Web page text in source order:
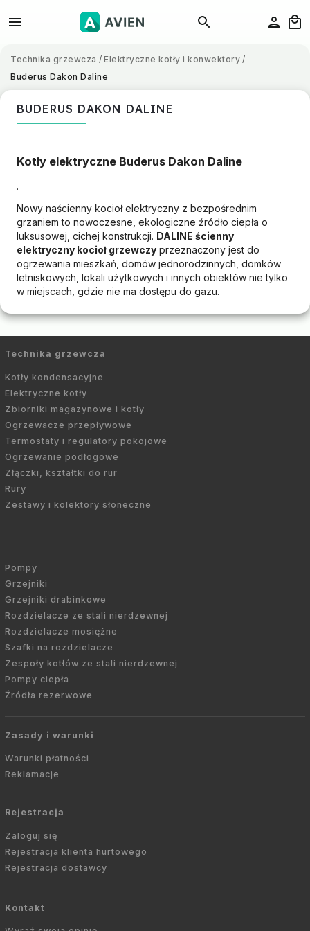
Technika grzewcza / Elektryczne kotły i konwektory /
Buderus Dakon Daline
BUDERUS DAKON DALINE
Kotły elektryczne Buderus Dakon Daline
.
Nowy naścienny kocioł elektryczny z bezpośrednim
grzaniem to nowoczesne, ekologiczne źródło ciepła o
luksusowej, cichej konstrukcji. DALINE ścienny
elektryczny kocioł grzewczy przeznaczony jest do
ogrzewania mieszkań, domów jednorodzinnych, domków
letniskowych, lokali użytkowych i innych obiektów nie tylko
w miejscach, gdzie nie ma dostępu do gazu.
Technika grzewcza
Kotły kondensacyjne
Elektryczne kotły
Zbiorniki magazynowe i kotły
Ogrzewacze przepływowe
Termostaty i regulatory pokojowe
Ogrzewanie podłogowe
Złączki, kształtki do rur
Rury
Zestawy i kolektory słoneczne
Pompy
Grzejniki
Grzejniki drabinkowe
Rozdzielacze ze stali nierdzewnej
Rozdzielacze mosiężne
Szafki na rozdzielacze
Zespoły kotłów ze stali nierdzewnej
Pompy ciepła
Źródła rezerwowe
Zasady i warunki
Warunki płatności
Reklamacje
Rejestracja
Zaloguj się
Rejestracja klienta hurtowego
Rejestracja dostawcy
Kontakt